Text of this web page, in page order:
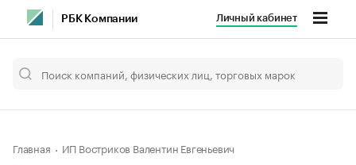
РБК Компании Личный кабинет
Главная ИП Востриков Валентин Евгеньевич